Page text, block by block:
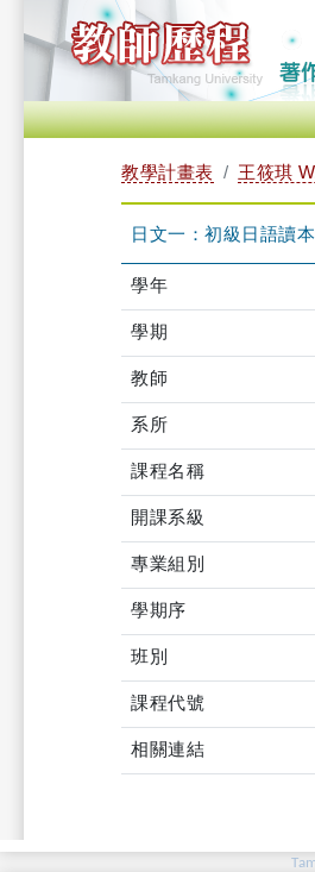
教學計畫表 王筱琪
日文一：初級日語讀
學年
學期
教師
系所
課程名稱
開課系級
專業組別
學期序
班別
課程代號
相關連結